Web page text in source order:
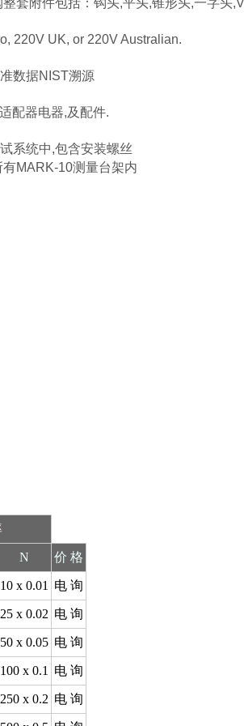
220V UK, or 220V Australian.
数据NIST溯源
配器电器,及配件.
系统中,包含安装螺丝
MARK-10测量台架内
N 价 格
10 x 0.01 电 询
25 x 0.02 电 询
50 x 0.05 电 询
100 x 0.1 电 询
250 x 0.2 电 询